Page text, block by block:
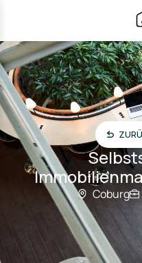
Coburg